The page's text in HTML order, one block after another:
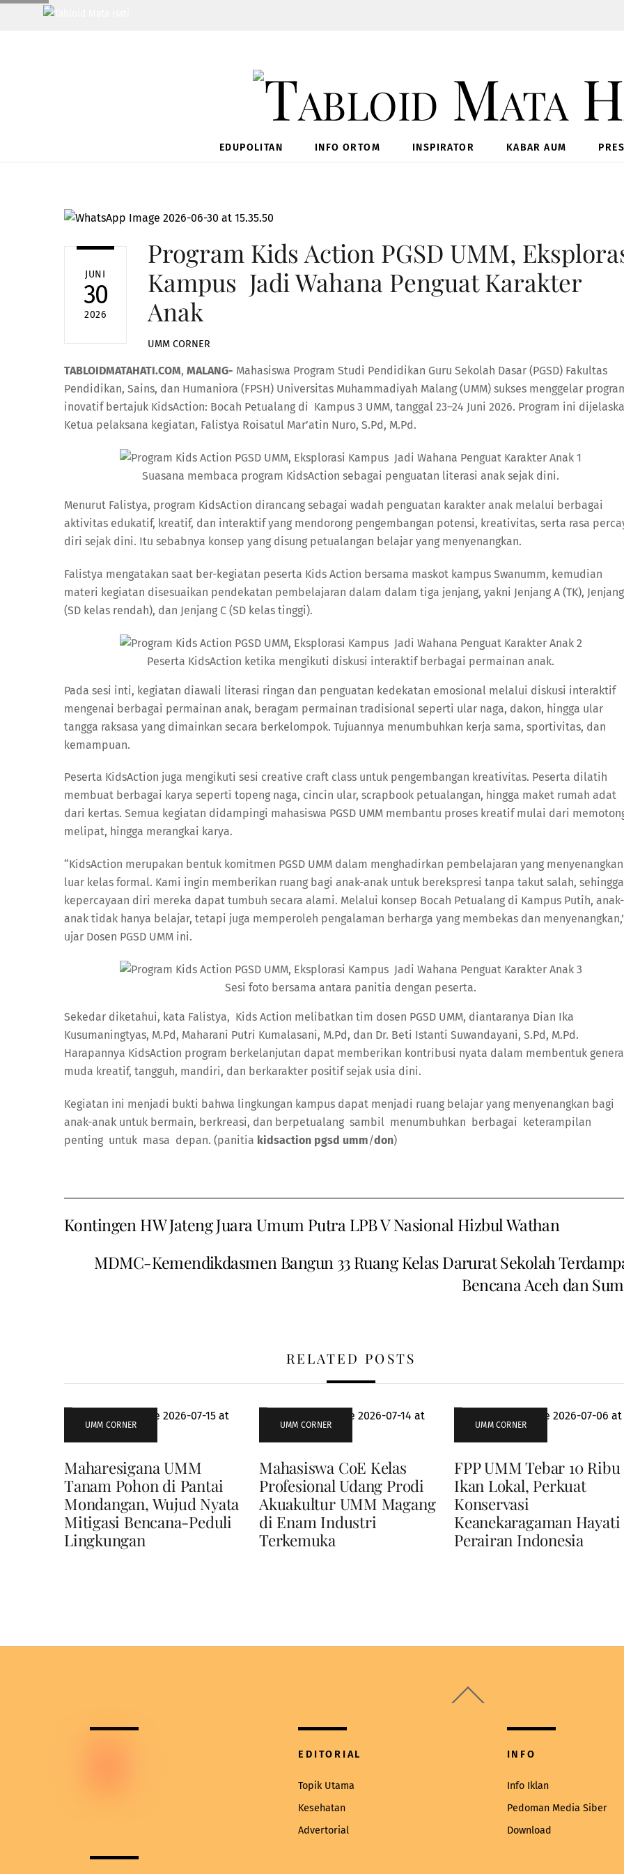
Skip
EDUPOLITAN INFO ORTOM INSPIRATOR KABAR AUM
JUNI
30
2026
Program Kids Action PGSD UMM,
Kampus Jadi Wahana Penguat Karakter
Anak
UMM CORNER
TABLOIDMATAHATI.COM, MALANG- Mahasiswa Program Studi Pendidikan Guru Sekolah Dasar (PGSD) Fakultas
Pendidikan, Sains, dan Humaniora (FPSH) Universitas Muhammadiyah Malang (UMM) sukses menggelar
inovatif bertajuk KidsAction: Bocah Petualang di Kampus 3 UMM, tanggal 23–24 Juni 2026. Program ini
Ketua pelaksana kegiatan, Falistya Roisatul Mar’atin Nuro, S.Pd, M.Pd.
Suasana membaca program KidsAction sebagai penguatan literasi anak sejak dini.
Menurut Falistya, program KidsAction dirancang sebagai wadah penguatan karakter anak melalui berbagai
aktivitas edukatif, kreatif, dan interaktif yang mendorong pengembangan potensi, kreativitas, serta rasa
diri sejak dini. Itu sebabnya konsep yang disung petualangan belajar yang menyenangkan.
Falistya mengatakan saat ber-kegiatan peserta Kids Action bersama maskot kampus Swanumm, kemudian
materi kegiatan disesuaikan pendekatan pembelajaran dalam dalam tiga jenjang, yakni Jenjang A (TK),
(SD kelas rendah), dan Jenjang C (SD kelas tinggi).
Peserta KidsAction ketika mengikuti diskusi interaktif berbagai permainan anak.
Pada sesi inti, kegiatan diawali literasi ringan dan penguatan kedekatan emosional melalui diskusi interaktif
mengenai berbagai permainan anak, beragam permainan tradisional seperti ular naga, dakon, hingga ular
tangga raksasa yang dimainkan secara berkelompok. Tujuannya menumbuhkan kerja sama, sportivitas, dan
kemampuan.
Peserta KidsAction juga mengikuti sesi creative craft class untuk pengembangan kreativitas. Peserta dilatih
membuat berbagai karya seperti topeng naga, cincin ular, scrapbook petualangan, hingga maket rumah adat
dari kertas. Semua kegiatan didampingi mahasiswa PGSD UMM membantu proses kreatif mulai dari
melipat, hingga merangkai karya.
“KidsAction merupakan bentuk komitmen PGSD UMM dalam menghadirkan pembelajaran yang
luar kelas formal. Kami ingin memberikan ruang bagi anak-anak untuk berekspresi tanpa takut salah, sehingga
kepercayaan diri mereka dapat tumbuh secara alami. Melalui konsep Bocah Petualang di Kampus Putih, anak-
anak tidak hanya belajar, tetapi juga memperoleh pengalaman berharga yang membekas dan
ujar Dosen PGSD UMM ini.
Sesi foto bersama antara panitia dengan peserta.
Sekedar diketahui, kata Falistya, Kids Action melibatkan tim dosen PGSD UMM, diantaranya Dian Ika
Kusumaningtyas, M.Pd, Maharani Putri Kumalasani, M.Pd, dan Dr. Beti Istanti Suwandayani, S.Pd, M.Pd.
Harapannya KidsAction program berkelanjutan dapat memberikan kontribusi nyata dalam membentuk
muda kreatif, tangguh, mandiri, dan berkarakter positif sejak usia dini.
Kegiatan ini menjadi bukti bahwa lingkungan kampus dapat menjadi ruang belajar yang menyenangkan bagi
anak-anak untuk bermain, berkreasi, dan berpetualang sambil menumbuhkan berbagai keterampilan
penting untuk masa depan. (panitia kidsaction pgsd umm/don)
Kontingen HW Jateng Juara Umum Putra LPB V Nasional Hizbul Wathan
MDMC-Kemendikdasmen Bangun 33 Ruang Kelas Darurat Sekolah
Bencana Aceh dan
RELATED POSTS
UMM CORNER
Maharesigana UMM
Tanam Pohon di Pantai
Mondangan, Wujud Nyata
Mitigasi Bencana-Peduli
Lingkungan
UMM CORNER
Mahasiswa CoE Kelas
Profesional Udang Prodi
Akuakultur UMM Magang
di Enam Industri
Terkemuka
UMM CORNER
FPP UMM Tebar 10 Ribu
Ikan Lokal, Perkuat
Konservasi
Keanekaragaman Hayati
Perairan Indonesia
To
EDITORIAL
Topik Utama
Kesehatan
Advertorial
INFO
Info Iklan
Pedoman Media Siber
Download